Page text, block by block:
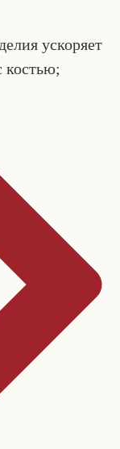
ускоряет
костью;